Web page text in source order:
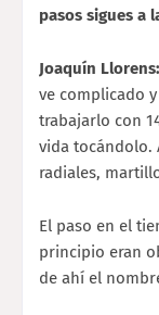
pasos sigues a
Joaquín Llorens:
ve complicado
trabajarlo con
vida tocándolo.
radiales,
El paso en el
principio eran
de ahí el